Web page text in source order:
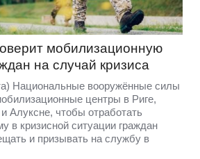
мобилизационную
на случай кризиса
Национальные вооружённые силы
центры в Риге,
Алуксне, чтобы отработать
в кризисной ситуации граждан
и призывать на службу в